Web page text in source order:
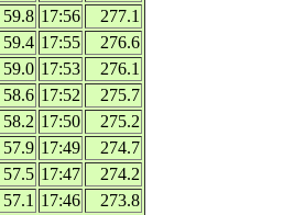
59.8 17:56
277.1
59.4 17:55
276.6
59.0 17:53
276.1
58.6 17:52
275.7
58.2 17:50
275.2
57.9 17:49
274.7
57.5 17:47
274.2
57.1 17:46
273.8